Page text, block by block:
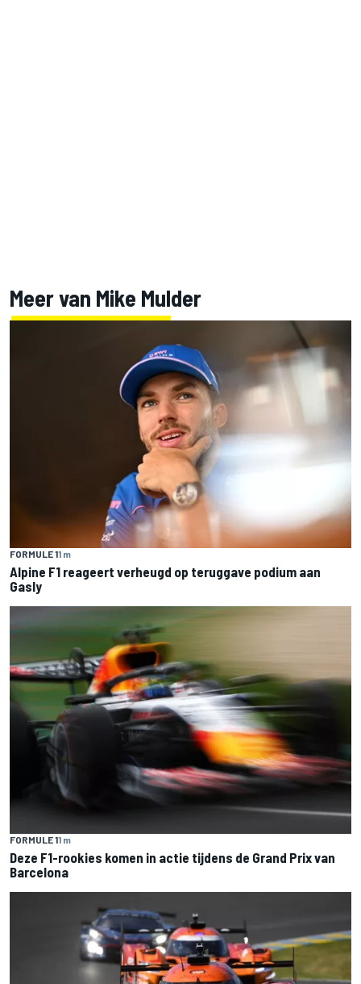
Meer van Mike Mulder
FORMULE 11 m
Alpine F1 reageert verheugd op teruggave podium aan
Gasly
FORMULE 11 m
Deze F1-rookies komen in actie tijdens de Grand Prix van
Barcelona